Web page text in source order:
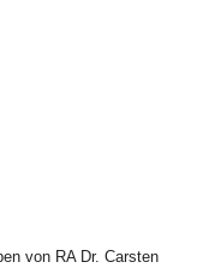
von RA Dr. Carsten